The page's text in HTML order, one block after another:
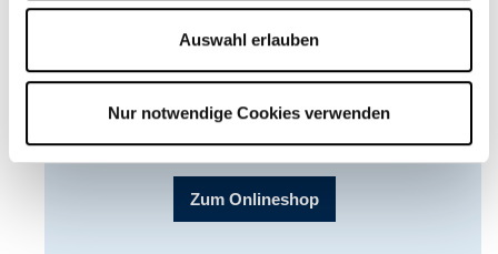
Auswahl erlauben
Nur notwendige Cookies verwenden
Verschenke einzigartige Genussmomente und mach deinen
Liebsten mit unseren Geschenkgutscheinen eine Freude.
Genießt gemeinsam das außergewöhnliche Ambiente
unseres Restaurant Empire im Hotel Victory sowie seine
Zum Onlineshop